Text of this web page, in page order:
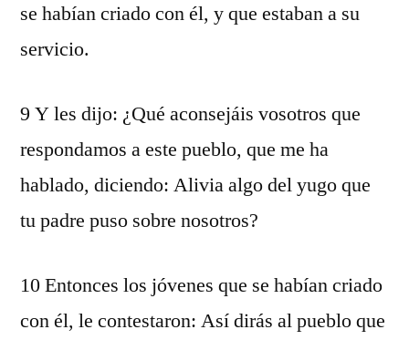
se habían criado con él, y que estaban a su
servicio.
9 Y les dijo: ¿Qué aconsejáis vosotros que
respondamos a este pueblo, que me ha
hablado, diciendo: Alivia algo del yugo que
tu padre puso sobre nosotros?
10 Entonces los jóvenes que se habían criado
con él, le contestaron: Así dirás al pueblo que